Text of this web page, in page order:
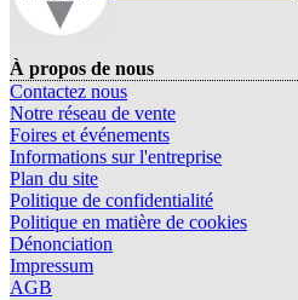
À propos de nous
Contactez nous
Notre réseau de vente
Foires et événements
Informations sur l'entreprise
Plan du site
Politique de confidentialité
Politique en matière de cookies
Dénonciation
Impressum
AGB